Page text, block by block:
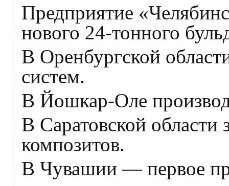
Предприятие
нового 24-тонного
В Оренбургской
систем.
В Йошкар-Оле
В Саратовской
композитов.
В Чувашии — первое